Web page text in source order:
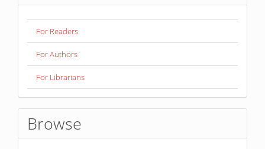
For Readers
For Authors
For Librarians
Browse